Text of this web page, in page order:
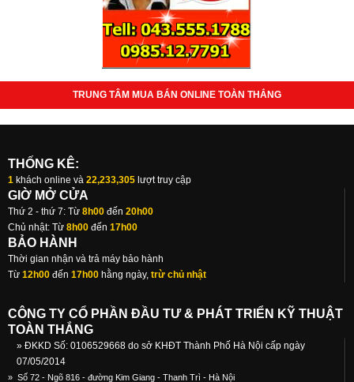
TRUNG TÂM MUA BÁN ONLINE TOÀN THẮNG
THỐNG KÊ:
1 khách online và 22,233,305 lượt truy cập
GIỜ MỞ CỬA
Thứ 2 - thứ 7: Từ 8h00 đến 20h00
Chủ nhật: Từ 8h00 đến 17h00
BẢO HÀNH
Thời gian nhận và trả máy bảo hành
Từ 12h00 đến 17h00 hằng ngày, trừ chủ nhật
CÔNG TY CỔ PHẦN ĐẦU TƯ & PHÁT TRIỂN KỸ THUẬT
TOÀN THẮNG
» ĐKKD Số: 0106529668 do sở KHĐT Thành Phố Hà Nội cấp ngày
07/05/2014
» Số 72 - Ngõ 816 - đường Kim Giang - Thanh Trì - Hà Nội